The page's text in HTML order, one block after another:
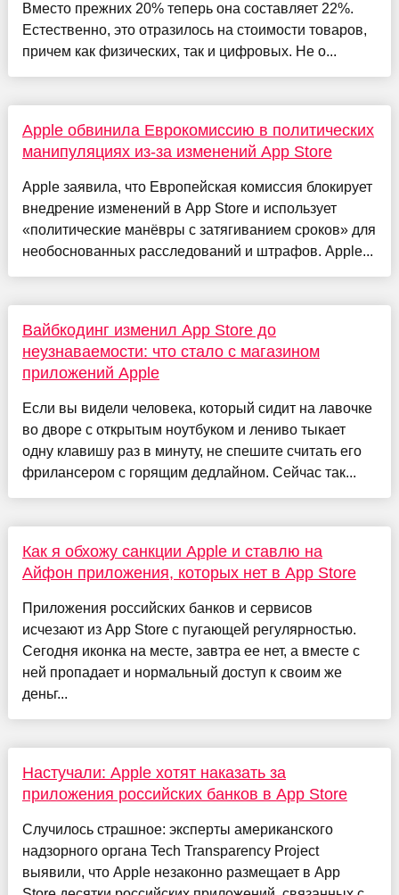
Вместо прежних 20% теперь она составляет 22%.
Естественно, это отразилось на стоимости товаров,
причем как физических, так и цифровых. Не о...
Apple обвинила Еврокомиссию в политических
манипуляциях из-за изменений App Store
Apple заявила, что Европейская комиссия блокирует
внедрение изменений в App Store и использует
«политические манёвры с затягиванием сроков» для
необоснованных расследований и штрафов. Apple...
Вайбкодинг изменил App Store до
неузнаваемости: что стало с магазином
приложений Apple
Если вы видели человека, который сидит на лавочке
во дворе с открытым ноутбуком и лениво тыкает
одну клавишу раз в минуту, не спешите считать его
фрилансером с горящим дедлайном. Сейчас так...
Как я обхожу санкции Apple и ставлю на
Айфон приложения, которых нет в App Store
Приложения российских банков и сервисов
исчезают из App Store с пугающей регулярностью.
Сегодня иконка на месте, завтра ее нет, а вместе с
ней пропадает и нормальный доступ к своим же
деньг...
Настучали: Apple хотят наказать за
приложения российских банков в App Store
Случилось страшное: эксперты американского
надзорного органа Tech Transparency Project
выявили, что Apple незаконно размещает в App